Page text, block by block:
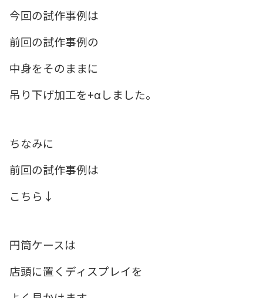
今回の試作事例は
前回の試作事例の
中身をそのままに
吊り下げ加工を+αしました。
ちなみに
前回の試作事例は
こちら↓
円筒ケースは
店頭に置くディスプレイを